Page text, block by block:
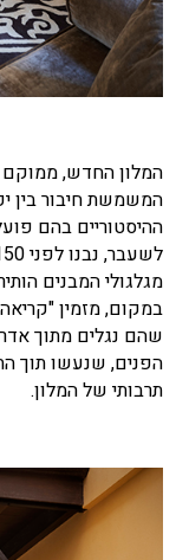
המלון החדש, ממוקם
המשמשת חיבור בין
ההיסטוריים בהם
מגלגולי המבנים
במקום, מזמין
שהם נגלים מתוך
הפנים, שנעשו תוך
תרבותי של המלון.